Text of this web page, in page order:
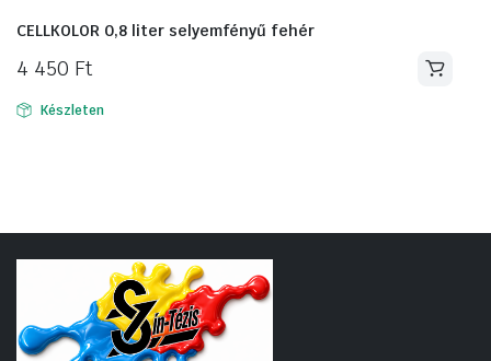
CELLKOLOR 0,8 liter selyemfényű fehér
4 450 Ft
Készleten